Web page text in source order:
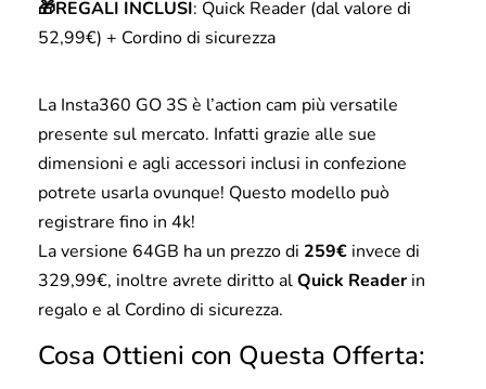
🎁REGALI INCLUSI: Quick Reader (dal valore di
52,99€) + Cordino di sicurezza
La Insta360 GO 3S è l’action cam più versatile
presente sul mercato. Infatti grazie alle sue
dimensioni e agli accessori inclusi in confezione
potrete usarla ovunque! Questo modello può
registrare fino in 4k!
La versione 64GB ha un prezzo di 259€ invece di
329,99€, inoltre avrete diritto alQuick Readerin
regalo e al Cordino di sicurezza.
Cosa Ottieni con Questa Offerta: